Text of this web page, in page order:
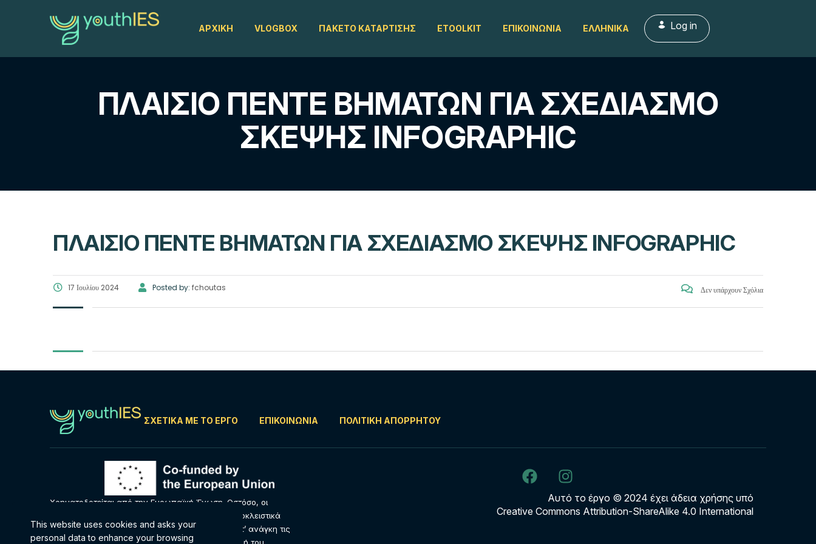
ΑΡΧΙΚΉ VLOGBOX ΠΑΚΈΤΟ ΚΑΤΆΡΤΙΣΗΣ ETOOLKIT ΕΠΙΚΟΙΝΩΝΊΑ ΕΛΛΗΝΙΚΆ Log in
ΠΛΑΊΣΙΟ ΠΈΝΤΕ ΒΗΜΆΤΩΝ ΓΙΑ ΣΧΕΔΙΑΣΜΌ
ΣΚΈΨΗΣ INFOGRAPHIC
ΠΛΑΊΣΙΟ ΠΈΝΤΕ ΒΗΜΆΤΩΝ ΓΙΑ ΣΧΕΔΙΑΣΜΌ ΣΚΈΨΗΣ INFOGRAPHIC
17 Ιουλίου 2024 Posted by: fchoutas Δεν υπάρχουν Σχόλια
ΣΧΕΤΙΚΆ ΜΕ ΤΟ ΈΡΓΟ ΕΠΙΚΟΙΝΩΝΊΑ ΠΟΛΙΤΙΚΉ ΑΠΟΡΡΉΤΟΥ
Χρηματοδοτείται από την Ευρωπαϊκή Ένωση. Ωστόσο, οι
απόψεις και οι γνώμες που εκφράζονται είναι αποκλειστικά
του/των συγγραφέα/ων και δεν αντανακλούν κατ’ ανάγκη τις
Αυτό το έργο © 2024 έχει άδεια χρήσης υπό
Creative Commons Attribution-ShareAlike 4.0 International
This website uses cookies and asks your
personal data to enhance your browsing